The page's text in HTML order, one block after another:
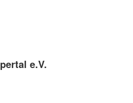
und Lob
e.V.